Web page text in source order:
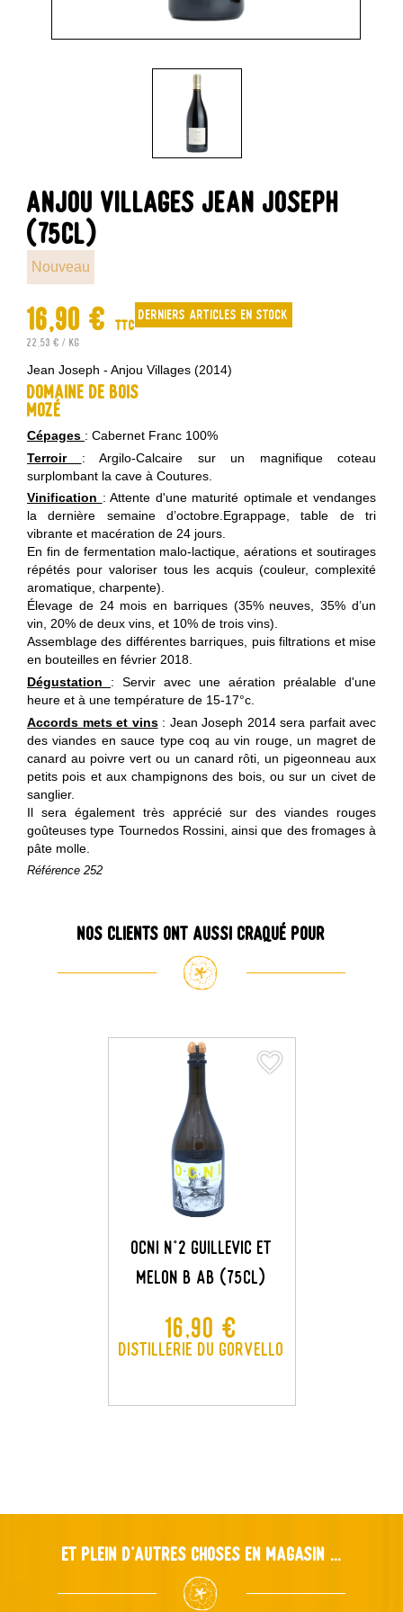
Ajouter à ma liste d'envies
Créer une liste d'envies
Nom de la liste d'envies
Vous devez être connecté pour ajouter des produits à
ANJOU VILLAGES JEAN JOSEPH
(75CL)
Nouveau
16,90 € TTC
22,53 € / kg
Derniers articles en stock
Jean Joseph - Anjou Villages (2014)
Domaine de Bois
Mozé
Cépages : Cabernet Franc 100%
Terroir
: Argilo-Calcaire sur un magnifique coteau
surplombant la cave à Coutures.
Vinification : Attente d'une maturité optimale et vendanges
la dernière semaine d’octobre.Egrappage, table de tri
vibrante et macération de 24 jours.
En fin de fermentation malo-lactique, aérations et soutirages
répétés pour valoriser tous les acquis (couleur, complexité
aromatique, charpente).
Élevage de 24 mois en barriques (35% neuves, 35% d’un
vin, 20% de deux vins, et 10% de trois vins).
Assemblage des différentes barriques, puis filtrations et mise
en bouteilles en février 2018.
Dégustation
: Servir avec une aération préalable d'une
heure et à une température de 15-17°c.
Accords mets et vins: Jean Joseph 2014 sera parfait avec
des viandes en sauce type coq au vin rouge, un magret de
canard au poivre vert ou un canard rôti, un pigeonneau aux
petits pois et aux champignons des bois, ou sur un civet de
sanglier.
Il sera également très apprécié sur des viandes rouges
goûteuses type Tournedos Rossini, ainsi que des fromages à
pâte molle.
Référence 252
Nos clients ont aussi craqué pour
OCNI N°2 GUILLEVIC ET
MELON B AB (75CL)
Prix
16,90 €
Distillerie du Gorvello
favorite_border
favorite_border
Et plein d'autres choses en magasin ...